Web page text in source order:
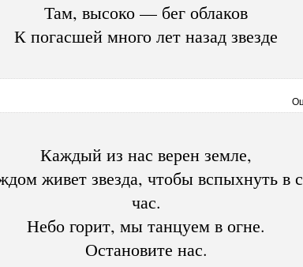
Там, высоко — бег облаков
К погасшей много лет назад звезде
Каждый из нас верен земле,
живет звезда, чтобы вспыхнуть в
час.
Небо горит, мы танцуем в огне.
Остановите нас.